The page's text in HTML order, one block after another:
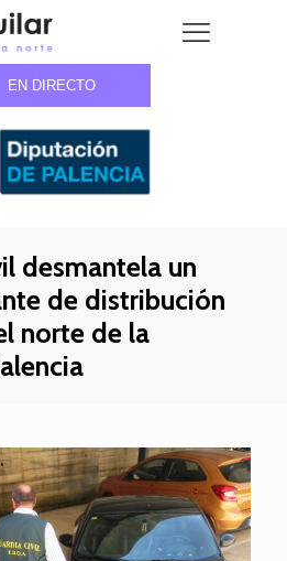
EN DIRECTO
desmantela un
de distribución
norte de la